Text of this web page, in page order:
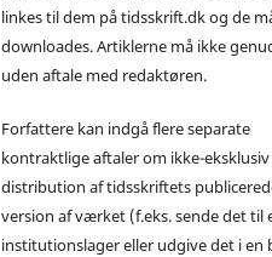
linkes til dem på tidsskrift.dk og de
downloades. Artiklerne må ikke
uden aftale med redaktøren.
Forfattere kan indgå flere separate
kontraktlige aftaler om ikke-eksklusiv
distribution af tidsskriftets
version af værket (f.eks. sende det til
institutionslager eller udgive det i en